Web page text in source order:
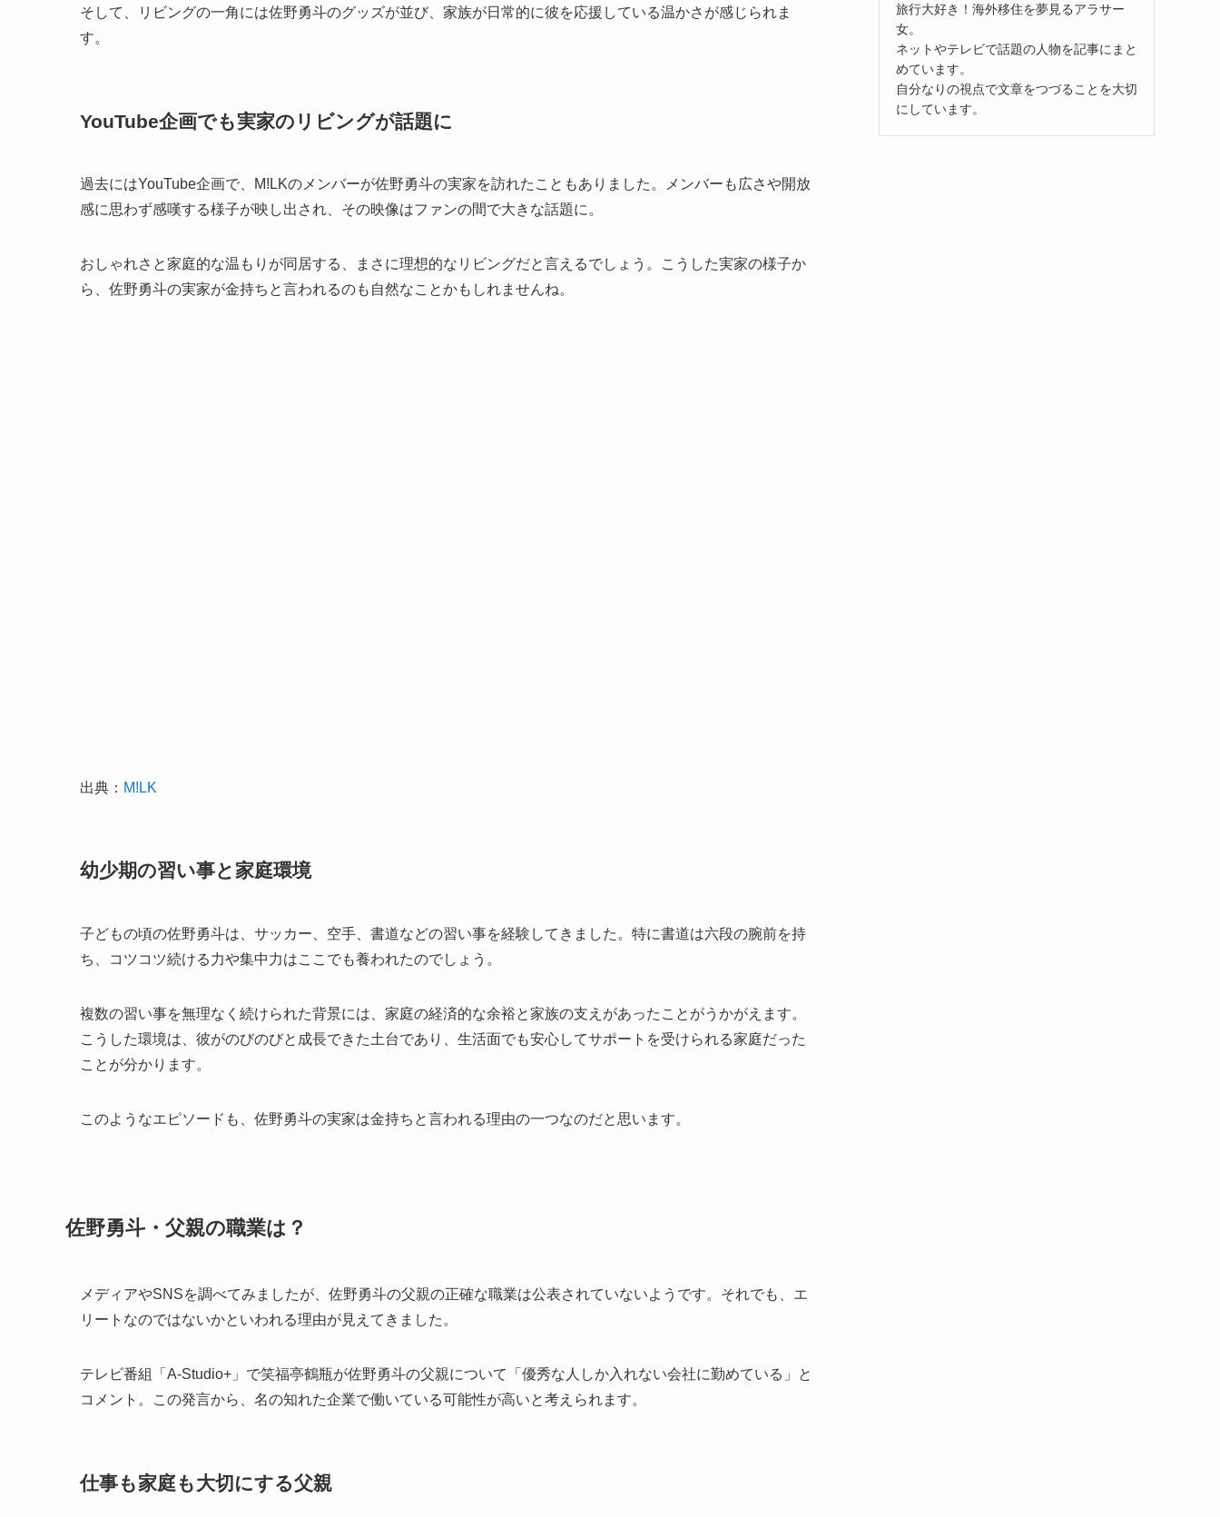
そして、リビングの一角には佐野勇斗のグッズが並び、家族が日常的に彼を応援している温かさが感じられま
す。
YouTube企画でも実家のリビングが話題に
過去にはYouTube企画で、M!LKのメンバーが佐野勇斗の実家を訪れたこともありました。メンバーも広さや開放
感に思わず感嘆する様子が映し出され、その映像はファンの間で大きな話題に。
おしゃれさと家庭的な温もりが同居する、まさに理想的なリビングだと言えるでしょう。こうした実家の様子か
ら、佐野勇斗の実家が金持ちと言われるのも自然なことかもしれませんね。
出典： M!LK
幼少期の習い事と家庭環境
子どもの頃の佐野勇斗は、サッカー、空手、書道などの習い事を経験してきました。特に書道は六段の腕前を持
ち、コツコツ続ける力や集中力はここでも養われたのでしょう。
複数の習い事を無理なく続けられた背景には、家庭の経済的な余裕と家族の支えがあったことがうかがえます。
こうした環境は、彼がのびのびと成長できた土台であり、生活面でも安心してサポートを受けられる家庭だった
ことが分かります。
このようなエピソードも、佐野勇斗の実家は金持ちと言われる理由の一つなのだと思います。
佐野勇斗・父親の職業は？
メディアやSNSを調べてみましたが、佐野勇斗の父親の正確な職業は公表されていないようです。それでも、エ
リートなのではないかといわれる理由が見えてきました。
テレビ番組「A-Studio+」で笑福亭鶴瓶が佐野勇斗の父親について「優秀な人しか入れない会社に勤めている」と
コメント。この発言から、名の知れた企業で働いている可能性が高いと考えられます。
仕事も家庭も大切にする父親
旅行大好き！海外移住を夢見るアラサー
女。
ネットやテレビで話題の人物を記事にまと
めています。
自分なりの視点で文章をつづることを大切
にしています。